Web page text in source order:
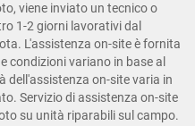
viene inviato un tecnico o
1-2 giorni lavorativi dal
L'assistenza on-site è fornita
condizioni variano in base al
dell'assistenza on-site varia in
Servizio di assistenza on-site
su unità riparabili sul campo.